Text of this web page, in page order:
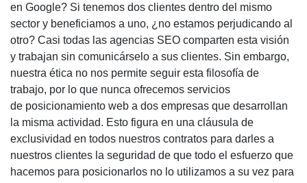
en Google? Si tenemos dos clientes dentro del mismo
sector y beneficiamos a uno, ¿no estamos perjudicando al
otro? Casi todas las agencias SEO comparten esta visión
y trabajan sin comunicárselo a sus clientes. Sin embargo,
nuestra ética no nos permite seguir esta filosofía de
trabajo, por lo que nunca ofrecemos servicios
de posicionamiento web a dos empresas que desarrollan
la misma actividad. Esto figura en una cláusula de
exclusividad en todos nuestros contratos para darles a
nuestros clientes la seguridad de que todo el esfuerzo que
hacemos para posicionarlos no lo utilizamos a su vez para